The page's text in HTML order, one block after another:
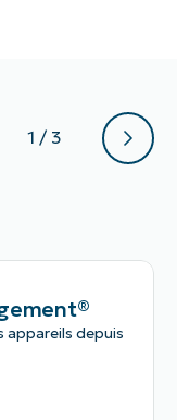
1 / 3
appareils depuis